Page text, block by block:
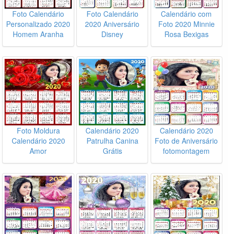
Foto Calendário
Personalizado 2020
Homem Aranha
Foto Calendário
2020 Aniversário
Disney
Calendário com
Foto 2020 Minnie
Rosa Bexigas
Foto Moldura
Calendário 2020
Amor
Calendário 2020
Patrulha Canina
Grátis
Calendário 2020
Foto de Aniversário
fotomontagem